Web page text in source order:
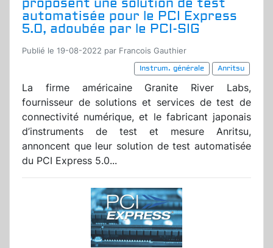
proposent une solution de test
automatisée pour le PCI Express
5.0, adoubée par le PCI-SIG
Publié le 19-08-2022 par Francois Gauthier
Instrum. générale
Anritsu
La firme américaine Granite River Labs,
fournisseur de solutions et services de test de
connectivité numérique, et le fabricant japonais
d’instruments de test et mesure Anritsu,
annoncent que leur solution de test automatisée
du PCI Express 5.0...